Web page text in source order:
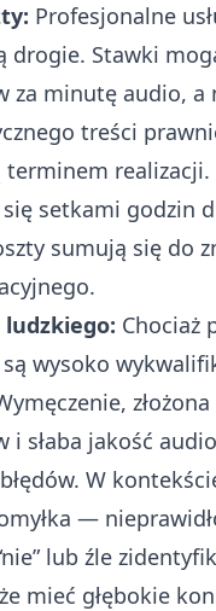
Profesjonalne
drogie. Stawki
za minutę audio, a
treści
terminem
setkami godzin
sumują się do
ludzkiego: Chociaż
wysoko
i słaba jakość
W
—
lub źle
mieć głębokie